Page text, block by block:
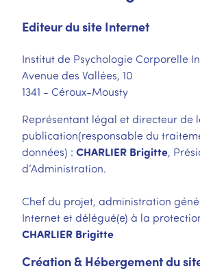
Editeur du site Internet
Institut de Psychologie Corporelle
Avenue des Vallées, 10
1341 - Céroux-Mousty
Représentant légal et directeur de
publication(responsable du
données) : CHARLIER Brigitte,
d’Administration.
Chef du projet, administration
Internet et délégué(e) à la
CHARLIER Brigitte
Création & Hébergement du